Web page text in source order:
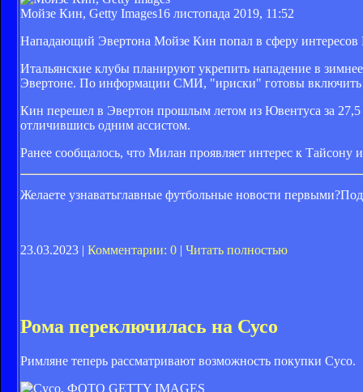
Мойзе Кин, Getty Images16 листопада 2019, 11:52
Нападающий Эвертона Мойзе Кин попал в сферу
Итальянские клубы планируют укрепить нападение в
Эвертоне. По информации СМИ, "ириски" готовы
Кин перешел в Эвертон прошлым летом из Ювентуса за 27,5
отличившись одним ассистом.
Ранее сообщалось, что Милан проявляет интерес к Тайсону
Желаете узнаватьглавные футбольные новости
23.03.2023 | Комментарии: 0 Читать полностью
Рома переключилась на Сусо
Римляне теперь рассматривают возможность покупки Сусо.